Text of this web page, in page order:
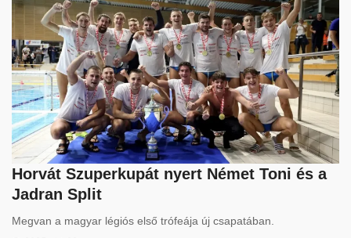
Horvát Szuperkupát nyert Német Toni és a
Jadran Split
Megvan a magyar légiós első trófeája új csapatában.